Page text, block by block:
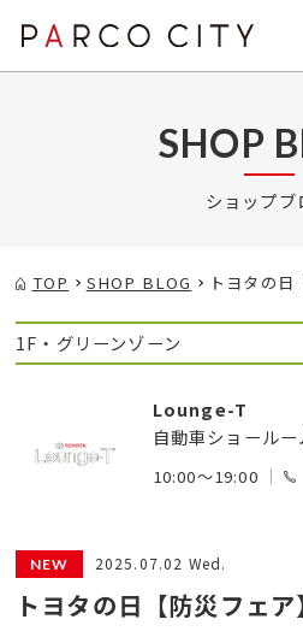
SHOP
ショップブ
TOP SHOP BLOG トヨタの日
1F・グリーンゾーン
Lounge-T
自動車ショールー
10:00～19:00
2025.07.02 Wed.
トヨタの日【防災フェア】